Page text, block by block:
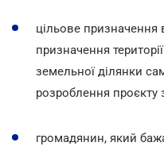
цільове
призначення
земельної ділянки
розроблення проєкту
громадянин, який